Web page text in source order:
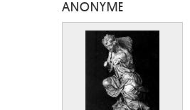
ANONYME